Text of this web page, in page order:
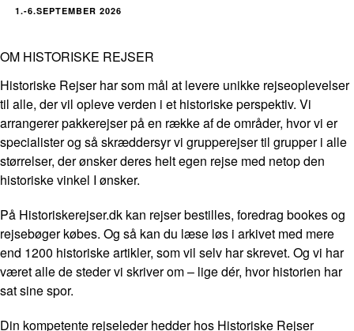
1.-6.SEPTEMBER 2026
OM HISTORISKE REJSER
Historiske Rejser har som mål at levere unikke rejseoplevelser
til alle, der vil opleve verden i et historiske perspektiv. Vi
arrangerer pakkerejser på en række af de områder, hvor vi er
specialister og så skræddersyr vi grupperejser til grupper i alle
størrelser, der ønsker deres helt egen rejse med netop den
historiske vinkel I ønsker.
På Historiskerejser.dk kan rejser bestilles, foredrag bookes og
rejsebøger købes. Og så kan du læse løs i arkivet med mere
end 1200 historiske artikler, som vil selv har skrevet. Og vi har
været alle de steder vi skriver om – lige dér, hvor historien har
sat sine spor.
Din kompetente rejseleder hedder hos Historiske Rejser